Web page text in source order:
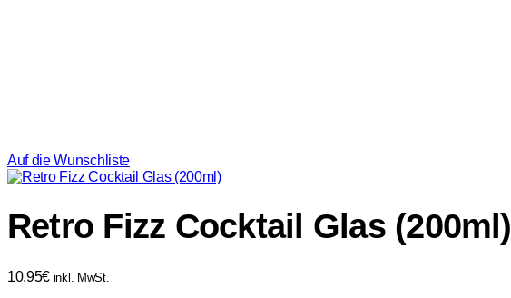
Auf die Wunschliste
Retro Fizz Cocktail Glas (200ml)
10,95€ inkl. MwSt.